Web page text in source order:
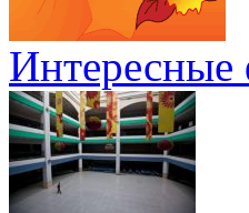
Интересные